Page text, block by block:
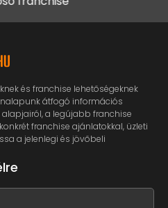
és franchise lehetőségeknek
átfogó információs
a legújabb franchise
franchise ajánlatokkal, üzleti
a jelenlegi és jövőbeli